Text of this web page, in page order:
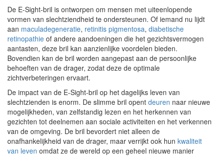
De E-Sight-bril is ontworpen om mensen met uiteenlopende
vormen van slechtziendheid te ondersteunen. Of iemand nu lijdt
aan maculadegeneratie, retinitis pigmentosa, diabetische
retinopathie of andere aandoeningen die het gezichtsvermogen
aantasten, deze bril kan aanzienlijke voordelen bieden.
Bovendien kan de bril worden aangepast aan de persoonlijke
behoeften van de drager, zodat deze de optimale
zichtverbeteringen ervaart.
De impact van de E-Sight-bril op het dagelijks leven van
slechtzienden is enorm. De slimme bril opent deuren naar nieuwe
mogelijkheden, van zelfstandig lezen en het herkennen van
gezichten tot deelnemen aan sociale activiteiten en het verkennen
van de omgeving. De bril bevordert niet alleen de
onafhankelijkheid van de drager, maar verrijkt ook hun kwaliteit
van leven omdat ze de wereld op een geheel nieuwe manier